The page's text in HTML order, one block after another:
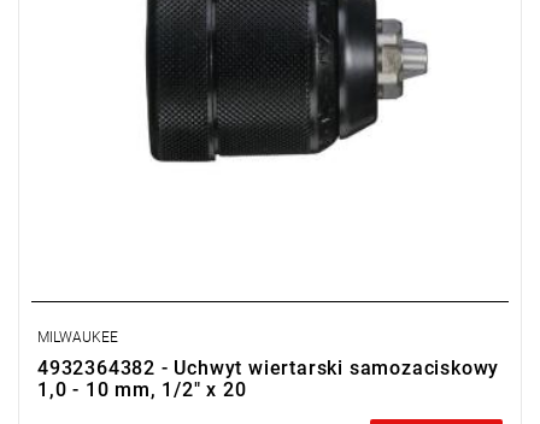
MILWAUKEE
4932364382 - Uchwyt wiertarski samozaciskowy
1,0 - 10 mm, 1/2" x 20